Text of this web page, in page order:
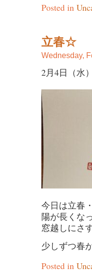
Posted in
立春☆
Wednesday,
2月4日（水）
今日は立春
陽が長くな
窓越しにさ
少しずつ春
Posted in